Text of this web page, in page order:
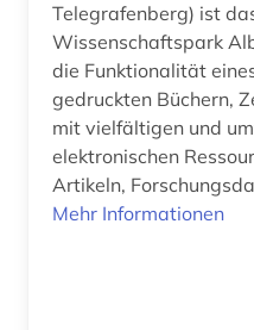
coworking (1)
cyberkriminalität (1)
daten (1)
datenbank (1)
Telegrafenberg) ist
Wissenschaftspark
die Funktionalität
gedruckten Büchern,
mit vielfältigen und
elektronischen
Artikeln,
Mehr Informationen